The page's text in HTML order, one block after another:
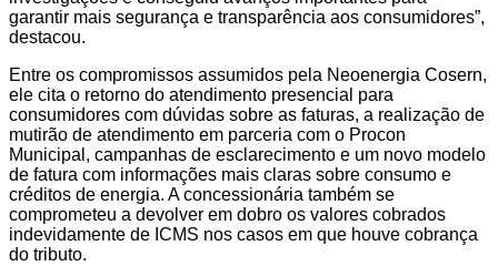
garantir mais segurança e transparência aos consumidores”,
destacou.
Entre os compromissos assumidos pela Neoenergia Cosern,
ele cita o retorno do atendimento presencial para
consumidores com dúvidas sobre as faturas, a realização de
mutirão de atendimento em parceria com o Procon
Municipal, campanhas de esclarecimento e um novo modelo
de fatura com informações mais claras sobre consumo e
créditos de energia. A concessionária também se
comprometeu a devolver em dobro os valores cobrados
indevidamente de ICMS nos casos em que houve cobrança
do tributo.